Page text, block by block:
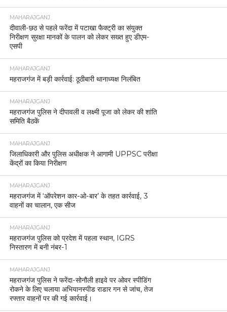
MAHARAJGANJ
दीवाली-छठ से पहले फरेंदा में पटाखा फैक्ट्री का संयुक्त
निरीक्षण सुरक्षा मानकों के पालन को लेकर सख्त हुए डीएम-
एसपी
MAHARAJGANJ
महराजगंज में बड़ी कार्रवाई: ठूठीबारी थानाध्यक्ष निलंबित
MAHARAJGANJ
महराजगंज पुलिस ने दीपावली व लक्ष्मी पूजा को लेकर की शांति
समिति बैठकें
MAHARAJGANJ
जिलाधिकारी और पुलिस अधीक्षक ने आगामी UPPSC परीक्षा
केंद्रों का किया निरीक्षण
MAHARAJGANJ
महराजगंज में ‘ऑपरेशन कार-ओ-बार’ के तहत कार्रवाई, 3
वाहनों का चालान, एक सीज
MAHARAJGANJ
महराजगंज पुलिस को प्रदेश में पहला स्थान, IGRS
निस्तारण में बनी नंबर-1
MAHARAJGANJ
महराजगंज पुलिस ने फरेंदा-सोनौली हाइवे पर ओवर स्पीडिंग
रोकने के लिए चलाया अभियानस्पीड राडार गन से जांच, तेज
रफ्तार वाहनों पर की गई कार्रवाई।